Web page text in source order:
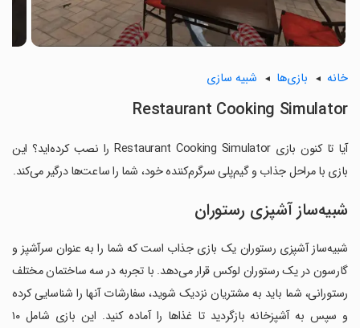
خانه بازی‌ها شبیه سازی
Restaurant Cooking Simulator
آیا تا کنون بازی Restaurant Cooking Simulator را نصب کرده‌اید؟ این
بازی با مراحل جذاب و گیم‌پلی سرگرم‌کننده خود، شما را ساعت‌ها درگیر می‌کند.
شبیه‌ساز آشپزی رستوران
شبیه‌ساز آشپزی رستوران یک بازی جذاب است که شما را به عنوان سرآشپز و
گارسون در یک رستوران لوکس قرار می‌دهد. با تجربه در سه ساختمان مختلف
رستورانی، شما باید به مشتریان نزدیک شوید، سفارشات آنها را شناسایی کرده
و سپس به آشپزخانه بازگردید تا غذاها را آماده کنید. این بازی شامل ۱۰